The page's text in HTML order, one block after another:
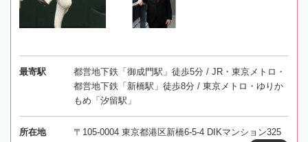
最寄駅
都営地下鉄「御成門駅」徒歩5分 / JR・東京メトロ・
都営地下鉄「新橋駅」徒歩8分 / 東京メトロ・ゆりか
もめ「汐留駅」
所在地 〒105-0004 東京都港区新橋6-5-4 DIKマンション325